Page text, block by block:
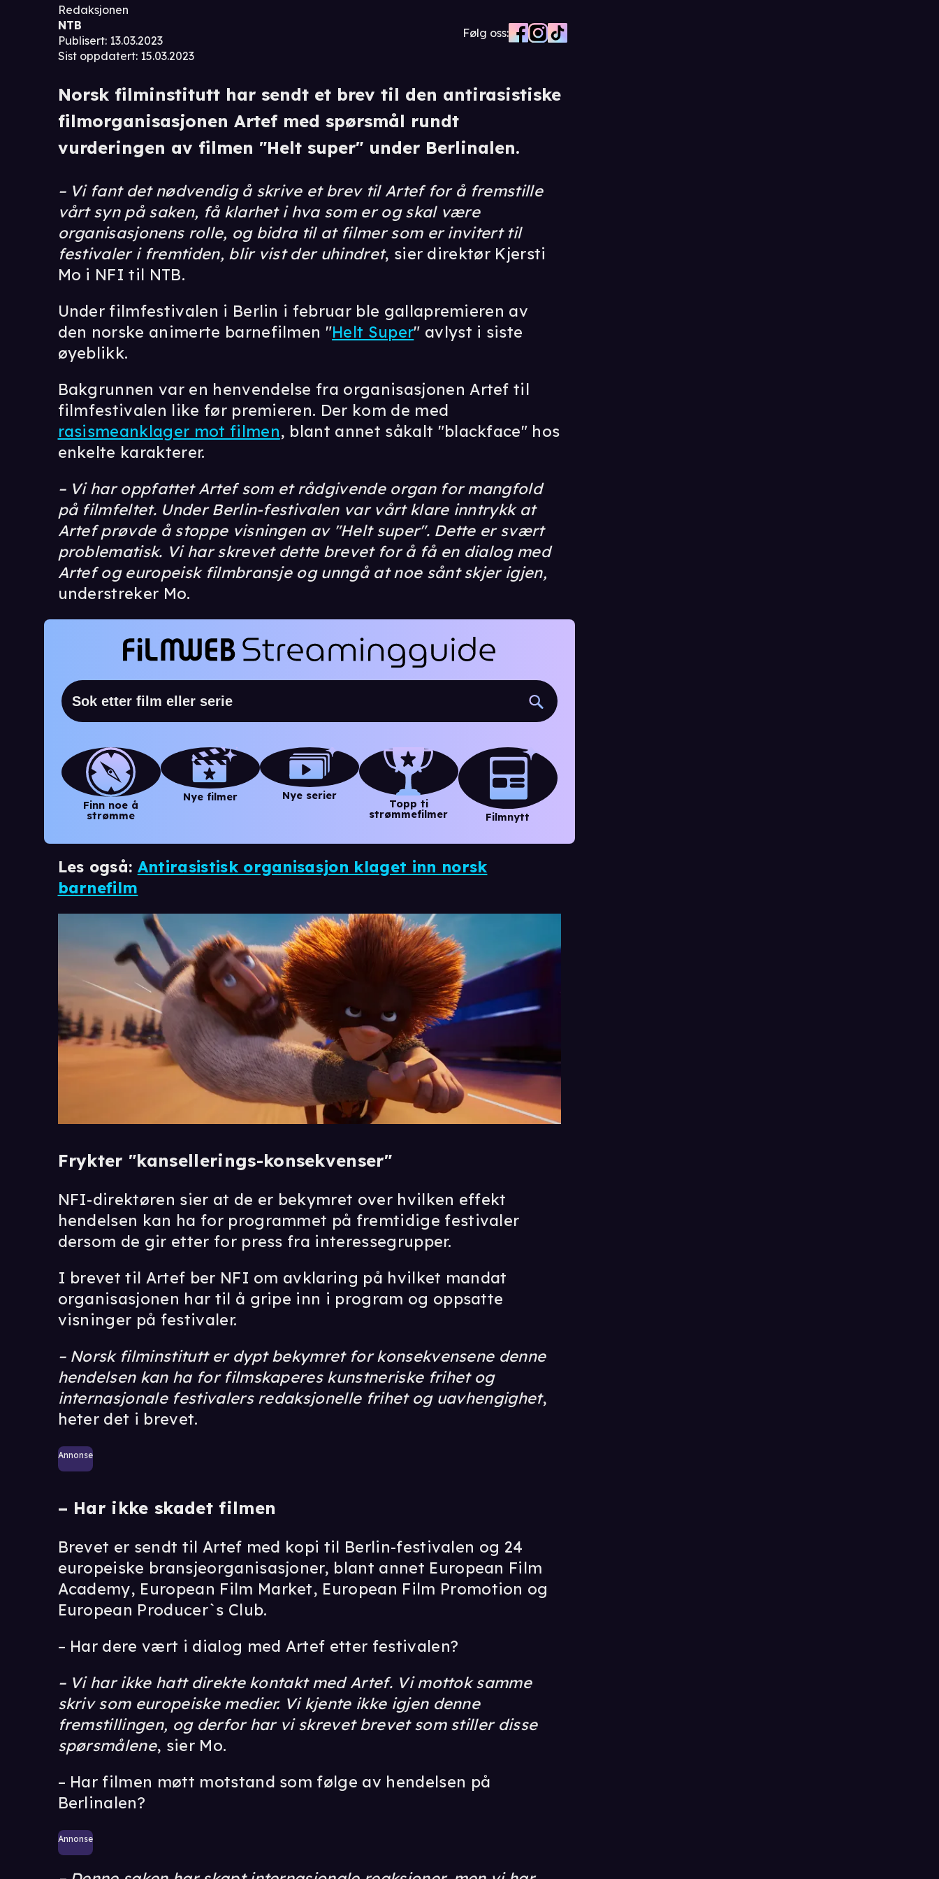
Redaksjonen
NTB
Publisert: 13.03.2023
Sist oppdatert: 15.03.2023
Følg oss:
Norsk filminstitutt har sendt et brev til den antirasistiske
filmorganisasjonen Artef med spørsmål rundt
vurderingen av filmen "Helt super" under Berlinalen.
– Vi fant det nødvendig å skrive et brev til Artef for å fremstille
vårt syn på saken, få klarhet i hva som er og skal være
organisasjonens rolle, og bidra til at filmer som er invitert til
festivaler i fremtiden, blir vist der uhindret, sier direktør Kjersti
Mo i NFI til NTB.
Under filmfestivalen i Berlin i februar ble gallapremieren av
den norske animerte barnefilmen "Helt Super" avlyst i siste
øyeblikk.
Bakgrunnen var en henvendelse fra organisasjonen Artef til
filmfestivalen like før premieren. Der kom de med
rasismeanklager mot filmen, blant annet såkalt "blackface" hos
enkelte karakterer.
– Vi har oppfattet Artef som et rådgivende organ for mangfold
på filmfeltet. Under Berlin-festivalen var vårt klare inntrykk at
Artef prøvde å stoppe visningen av "Helt super". Dette er svært
problematisk. Vi har skrevet dette brevet for å få en dialog med
Artef og europeisk filmbransje og unngå at noe sånt skjer igjen,
understreker Mo.
Finn noe å
strømme
Nye filmer Nye serier
Topp ti
strømmefilmer
Filmnytt
Les også: Antirasistisk organisasjon klaget inn norsk
barnefilm
Frykter "kansellerings-konsekvenser"
NFI-direktøren sier at de er bekymret over hvilken effekt
hendelsen kan ha for programmet på fremtidige festivaler
dersom de gir etter for press fra interessegrupper.
I brevet til Artef ber NFI om avklaring på hvilket mandat
organisasjonen har til å gripe inn i program og oppsatte
visninger på festivaler.
– Norsk filminstitutt er dypt bekymret for konsekvensene denne
hendelsen kan ha for filmskaperes kunstneriske frihet og
internasjonale festivalers redaksjonelle frihet og uavhengighet,
heter det i brevet.
Annonse
– Har ikke skadet filmen
Brevet er sendt til Artef med kopi til Berlin-festivalen og 24
europeiske bransjeorganisasjoner, blant annet European Film
Academy, European Film Market, European Film Promotion og
European Producer`s Club.
– Har dere vært i dialog med Artef etter festivalen?
– Vi har ikke hatt direkte kontakt med Artef. Vi mottok samme
skriv som europeiske medier. Vi kjente ikke igjen denne
fremstillingen, og derfor har vi skrevet brevet som stiller disse
spørsmålene, sier Mo.
– Har filmen møtt motstand som følge av hendelsen på
Berlinalen?
Annonse